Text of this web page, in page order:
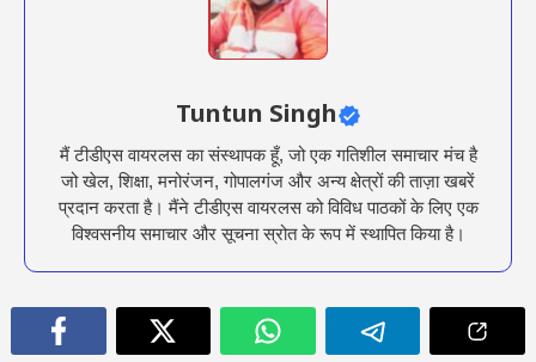
Tuntun Singh
मैं टीडीएस वायरलस का संस्थापक हूँ, जो एक गतिशील समाचार मंच है
जो खेल, शिक्षा, मनोरंजन, गोपालगंज और अन्य क्षेत्रों की ताज़ा खबरें
प्रदान करता है। मैंने टीडीएस वायरलस को विविध पाठकों के लिए एक
विश्वसनीय समाचार और सूचना स्रोत के रूप में स्थापित किया है।